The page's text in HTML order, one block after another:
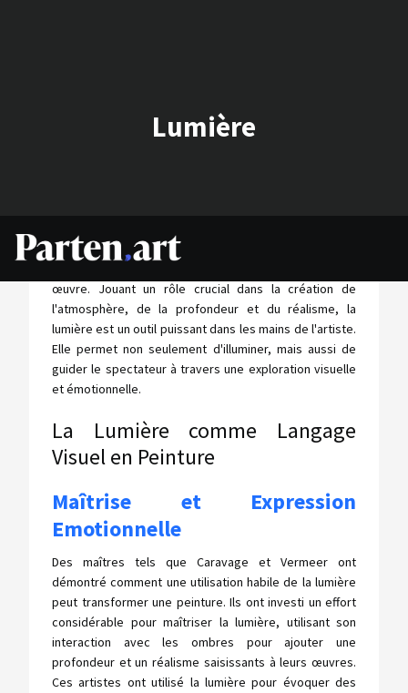
Lumière
La lumière en art est bien plus qu'un simple aspect
œuvre. Jouant un rôle crucial dans la création de
l'atmosphère, de la profondeur et du réalisme, la
lumière est un outil puissant dans les mains de l'artiste.
Elle permet non seulement d'illuminer, mais aussi de
guider le spectateur à travers une exploration visuelle
et émotionnelle.
La Lumière comme Langage
Visuel en Peinture
Maîtrise et Expression
Emotionnelle
Des maîtres tels que Caravage et Vermeer ont
démontré comment une utilisation habile de la lumière
peut transformer une peinture. Ils ont investi un effort
considérable pour maîtriser la lumière, utilisant son
interaction avec les ombres pour ajouter une
profondeur et un réalisme saisissants à leurs œuvres.
Ces artistes ont utilisé la lumière pour évoquer des